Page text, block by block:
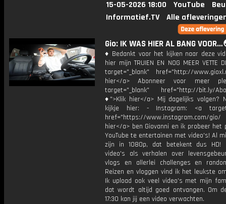
15-05-2026 18:00 YouTube
Informatief.TV
Alle
Gio: IK WAS HIER AL BANG
♦ Bedankt voor het kijken naar deze
hier mijn TRUIEN EN NOG MEER VETTE
target="_blank" href="http://
hier</a> Abonneer voor meer
target="_blank" href="http://bit.ly/
♦">Klik hier</a> Mij dagelijks volgen?
kijkje hier: - Instagram: <a
href="https://www.instagram.com/
hier</a> ben Giovanni en ik probeer het
YouTube te entertainen met video's! Al
zijn in 1080p, dat betekent dus HD!
video's als verhalen over
vlogs en allerlei challenges en
Reizen en vloggen vind ik het leukste
Ik upload ook veel video's met mijn
dat wordt altijd goed ontvangen. Om
17:30 kan jij een video verwachten.